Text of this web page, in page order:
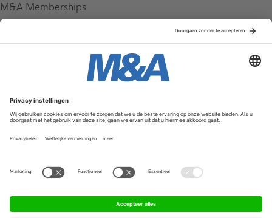
M&A Memberships
Service & Contact
Contact
FAQ
Werken bij ons
Algemene Voorwaarden